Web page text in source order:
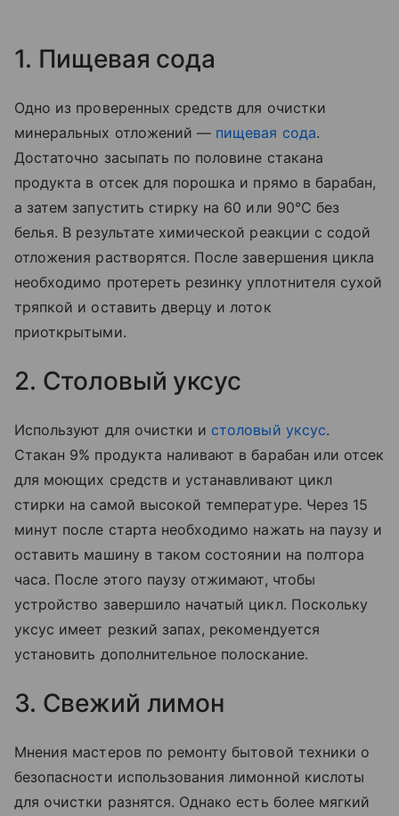
1. Пищевая сода
Одно из проверенных средств для очистки
минеральных отложений — пищевая сода.
Достаточно засыпать по половине стакана
продукта в отсек для порошка и прямо в барабан,
а затем запустить стирку на 60 или 90°С без
белья. В результате химической реакции с содой
отложения растворятся. После завершения цикла
необходимо протереть резинку уплотнителя сухой
тряпкой и оставить дверцу и лоток
приоткрытыми.
2. Столовый уксус
Используют для очистки и столовый уксус.
Стакан 9% продукта наливают в барабан или отсек
для моющих средств и устанавливают цикл
стирки на самой высокой температуре. Через 15
минут после старта необходимо нажать на паузу и
оставить машину в таком состоянии на полтора
часа. После этого паузу отжимают, чтобы
устройство завершило начатый цикл. Поскольку
уксус имеет резкий запах, рекомендуется
установить дополнительное полоскание.
3. Свежий лимон
Мнения мастеров по ремонту бытовой техники о
безопасности использования лимонной кислоты
для очистки разнятся. Однако есть более мягкий